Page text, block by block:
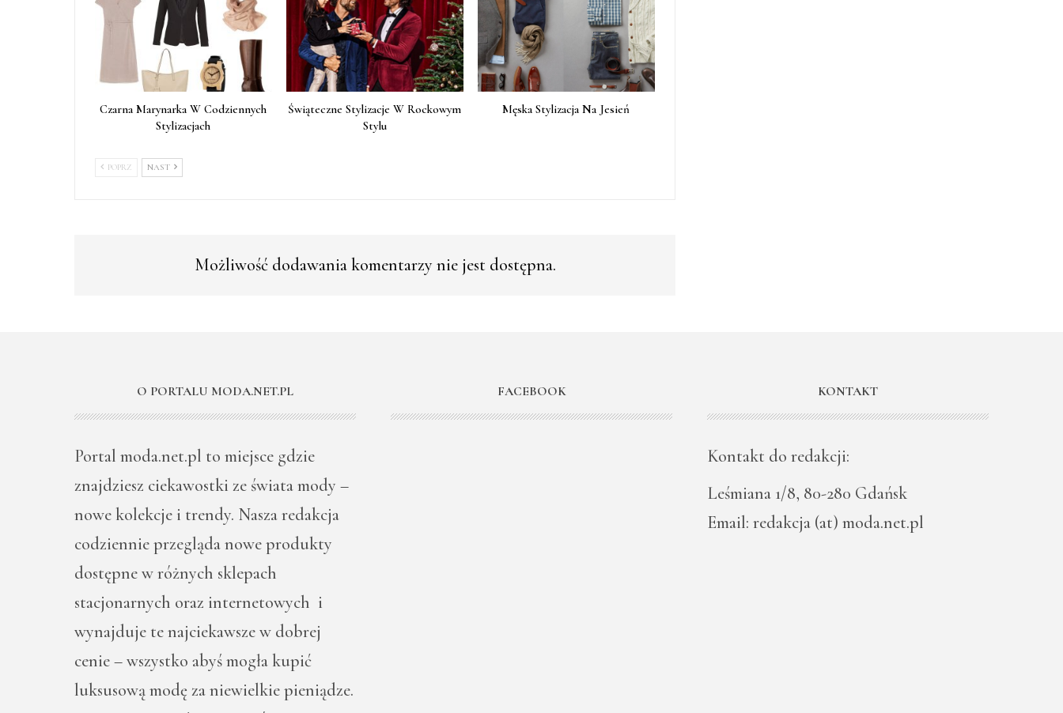
Czarna Marynarka W Codziennych
Stylizacjach
Świąteczne Stylizacje W Rockowym
Stylu
Męska Stylizacja Na Jesień
POPRZ NAST
Możliwość dodawania komentarzy nie jest dostępna.
O PORTALU MODA.NET.PL
Portal moda.net.pl to miejsce gdzie
znajdziesz ciekawostki ze świata mody –
nowe kolekcje i trendy. Nasza redakcja
codziennie przegląda nowe produkty
dostępne w różnych sklepach
stacjonarnych oraz internetowych i
wynajduje te najciekawsze w dobrej
cenie – wszystko abyś mogła kupić
luksusową modę za niewielkie pieniądze.
FACEBOOK KONTAKT
Kontakt do redakcji:
Leśmiana 1/8, 80-280 Gdańsk
Email: redakcja (at) moda.net.pl